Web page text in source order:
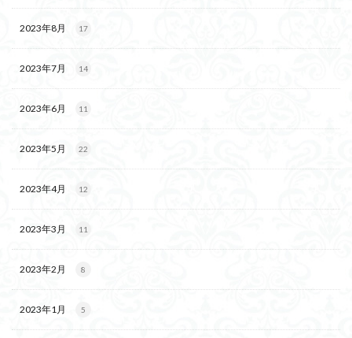
2023年8月 17
2023年7月 14
2023年6月 11
2023年5月 22
2023年4月 12
2023年3月 11
2023年2月 8
2023年1月 5